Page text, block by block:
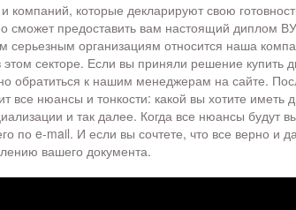
которые декларируют свою
сможет предоставить вам настоящий диплом
серьезным организациям относится наша
секторе. Если вы приняли решение купить
обратиться к нашим менеджерам на сайте.
все нюансы и тонкости: какой вы хотите иметь
и так далее. Когда все нюансы будут
по e-mail. И если вы сочтете, что все верно и
вашего документа.